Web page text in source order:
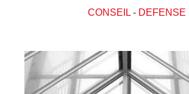
CONSEIL- DEFENSE